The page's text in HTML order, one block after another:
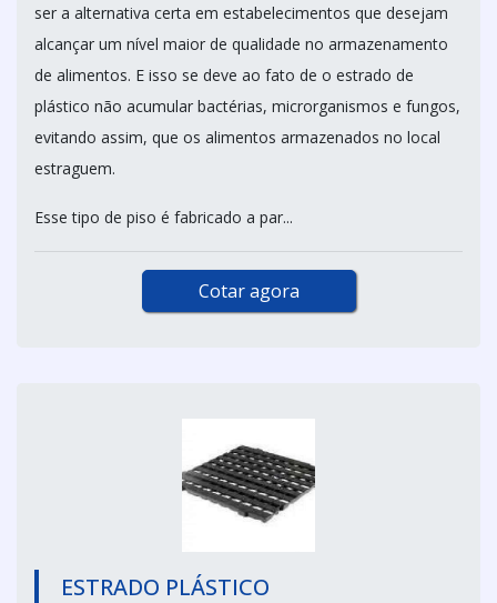
ser a alternativa certa em estabelecimentos que desejam
alcançar um nível maior de qualidade no armazenamento
de alimentos. E isso se deve ao fato de o estrado de
plástico não acumular bactérias, microrganismos e fungos,
evitando assim, que os alimentos armazenados no local
estraguem.
Esse tipo de piso é fabricado a par...
Cotar agora
ESTRADO PLÁSTICO